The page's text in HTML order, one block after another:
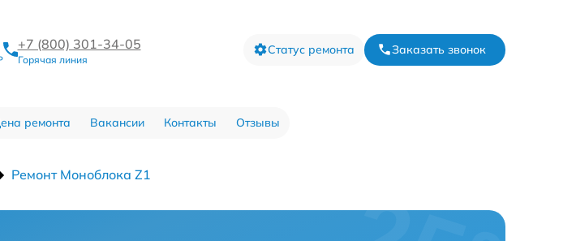
+7 (800) 301-34-05
Горячая линия
Статус ремонта Заказать звонок
ремонта Вакансии Контакты Отзывы
Ремонт Моноблока Z1